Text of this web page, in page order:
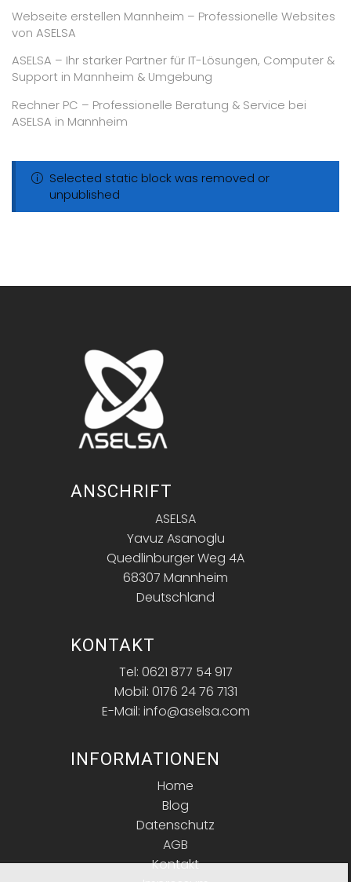
Webseite erstellen Mannheim – Professionelle Websites
von ASELSA
ASELSA – Ihr starker Partner für IT-Lösungen, Computer &
Support in Mannheim & Umgebung
Rechner PC – Professionelle Beratung & Service bei
ASELSA in Mannheim
Selected static block was removed or
unpublished
ANSCHRIFT
ASELSA
Yavuz Asanoglu
Quedlinburger Weg 4A
68307 Mannheim
Deutschland
KONTAKT
Tel: 0621 877 54 917
Mobil: 0176 24 76 7131
E-Mail: info@aselsa.com
INFORMATIONEN
Home
Blog
Datenschutz
AGB
Kontakt